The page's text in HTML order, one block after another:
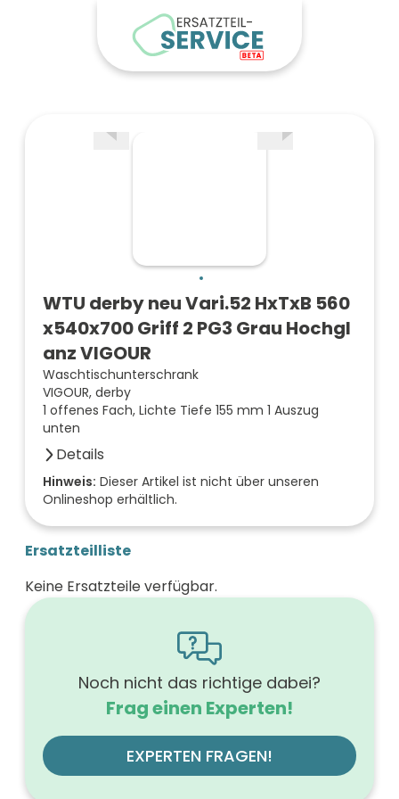
WTU derby neu Vari.52 HxTxB 560
x540x700 Griff 2 PG3 Grau Hochgl
anz VIGOUR
Waschtischunterschrank
VIGOUR, derby
1 offenes Fach, Lichte Tiefe 155 mm 1 Auszug
unten
Details
Anzahl der Fächer (Stück)
grau
Breite (mm)
Höhe (mm)
mit Griff
Ausführung der Beleuchtung
Werkstoff der Front
MDF-Trägerplatte, Acrylbeschichtung
Farbe des Korpus
Hinweis: Dieser Artikel ist nicht über unseren
Onlineshop erhältlich.
Ersatzteilliste
Keine Ersatzteile verfügbar.
Noch nicht das richtige dabei?
Frag einen Experten!
EXPERTEN FRAGEN!